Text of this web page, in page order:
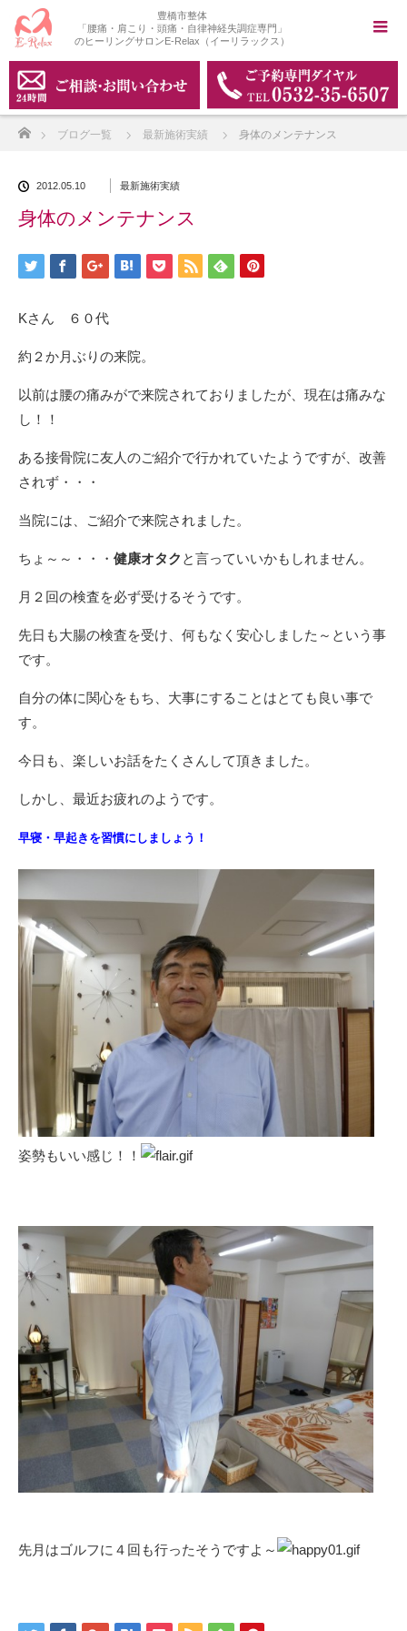
豊橋市整体
「腰痛・肩こり・頭痛・自律神経失調症専門」
のヒーリングサロンE-Relax（イーリラックス）
ブログ一覧 最新施術実績 身体のメンテナンス
2012.05.10 最新施術実績
身体のメンテナンス
Kさん ６０代
約２か月ぶりの来院。
以前は腰の痛みがで来院されておりましたが、現在は痛みな
し！！
ある接骨院に友人のご紹介で行かれていたようですが、改善
されず・・・
当院には、ご紹介で来院されました。
ちょ～～・・・ 健康オタク と言っていいかもしれません。
月２回の検査を必ず受けるそうです。
先日も大腸の検査を受け、何もなく安心しました～という事
です。
自分の体に関心をもち、大事にすることはとても良い事で
す。
今日も、楽しいお話をたくさんして頂きました。
しかし、最近お疲れのようです。
早寝・早起きを習慣にしましょう！
姿勢もいい感じ！！
先月はゴルフに４回も行ったそうですよ～